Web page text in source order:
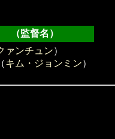
督名）
ァンチュン）
キム・ジョンミン）